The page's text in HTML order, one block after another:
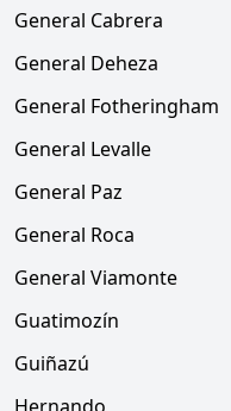
General Cabrera
General Deheza
General Fotheringham
General Levalle
General Paz
General Roca
General Viamonte
Guatimozín
Guiñazú